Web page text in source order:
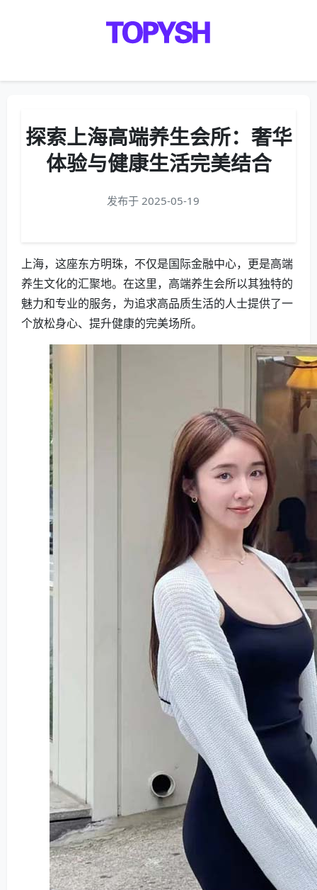
探索上海高端养生会所：奢华
体验与健康生活完美结合
发布于 2025-05-19
上海，这座东方明珠，不仅是国际金融中心，更是高端
养生文化的汇聚地。在这里，高端养生会所以其独特的
魅力和专业的服务，为追求高品质生活的人士提供了一
个放松身心、提升健康的完美场所。